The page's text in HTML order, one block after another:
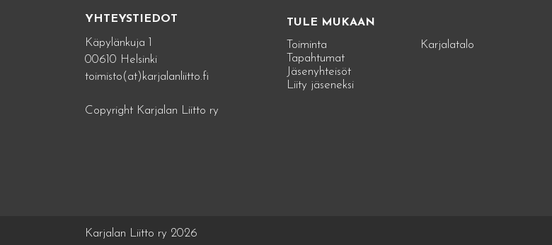
YHTEYSTIEDOT
Käpylänkuja 1
00610 Helsinki
toimisto(at)karjalanliitto.fi
Copyright Karjalan Liitto ry
TULE MUKAAN
Toiminta
Tapahtumat
Jäsenyhteisöt
Liity jäseneksi
Karjalatalo
Karjalan Liitto ry 2026